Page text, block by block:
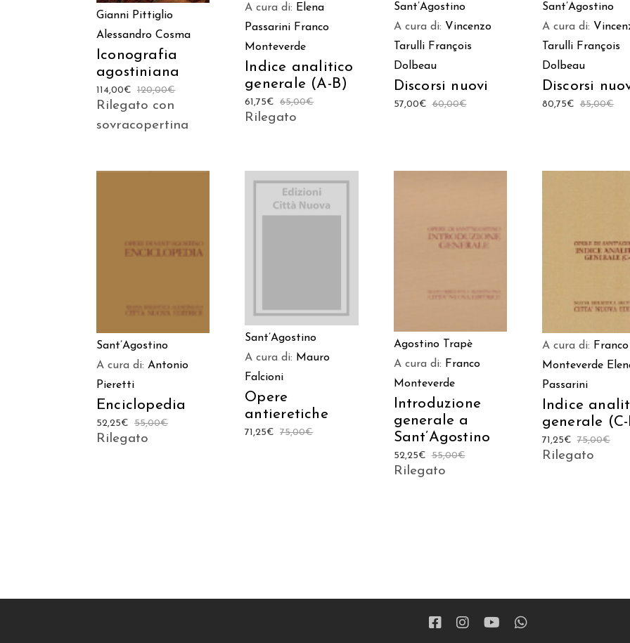
Gianni Pittiglio
Alessandro Cosma
Iconografia
agostiniana
120,00€
114,00€
Rilegato con
sovracopertina
A cura di: Elena
Passarini Franco
Monteverde
Indice analitico
generale (A-B)
65,00€
61,75€
Rilegato
Sant’Agostino
A cura di: Vincenzo
Tarulli François
Dolbeau
Discorsi nuovi
60,00€
57,00€
Sant’Agostino
A cura di:
Tarulli François
Dolbeau
Discorsi
85,00€
80,75€
AGGIUNGI AL
Sant’Agostino
A cura di: Antonio
Pieretti
Enciclopedia
55,00€
52,25€
Rilegato
Sant’Agostino
A cura di: Mauro
Falcioni
Opere
antieretiche
75,00€
71,25€
AGGIUNGI AL
Agostino Trapè
A cura di: Franco
Monteverde
Introduzione
generale a
Sant’Agostino
55,00€
52,25€
Rilegato
AGGIUNGI AL
CARRELLO
A cura di: Franco
Monteverde
Passarini
Indice
generale
75,00€
71,25€
Rilegato